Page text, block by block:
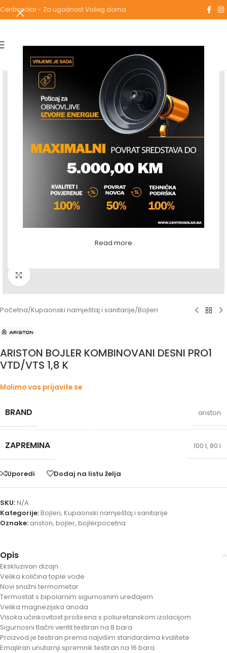
Read more
Centrosolar - Za ugodnost Vašeg doma
Povećaj sliku
Početna/Kupaonski namještaj i sanitarije/Bojleri
ARISTON BOJLER KOMBINOVANI DESNI PRO1
VTD/VTS 1,8 K
Molimo vas prijavite se
BRAND ariston
ZAPREMINA 100 l, 80 l
Uporedi Dodaj na listu želja
SKU:N/A
Kategorije:Bojleri, Kupaonski namještaj i sanitarije
Oznake: ariston, bojler, bojlerpocetna
Opis
Ekskluzivan dizajn
Velika količina tople vode
Novi snažni termometar
Termostat s bipolarnim sigurnosnim uređajem
Velika magnezijska anoda
Visoka učinkovitost proširena s poliuretanskom izolacijom
Sigurnosni tlačni ventil testiran na 8 bara
Proizvod je testiran prema najvišim standardima kvalitete
Emajliran unutarnji spremnik testiran na 16 bara